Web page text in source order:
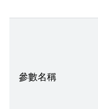
參數名稱